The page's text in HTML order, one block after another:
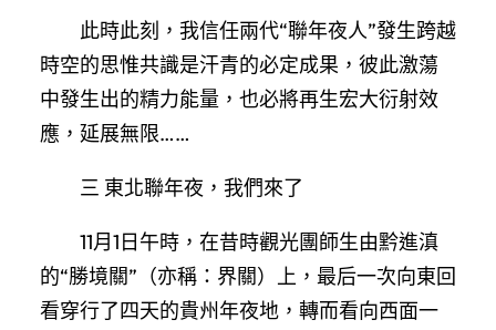
此時此刻，我信任兩代“聯年夜人”發生跨越
時空的思惟共識是汗青的必定成果，彼此激蕩
中發生出的精力能量，也必將再生宏大衍射效
應，延展無限……
三 東北聯年夜，我們來了
11月1日午時，在昔時觀光團師生由黔進滇
的“勝境關”（亦稱：界關）上，最后一次向東回
看穿行了四天的貴州年夜地，轉而看向西面一